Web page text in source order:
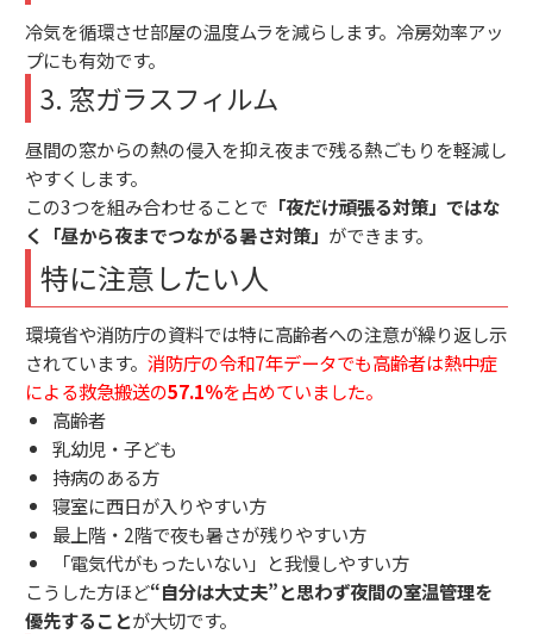
冷気を循環させ部屋の温度ムラを減らします。冷房効率アッ
プにも有効です。
3. 窓ガラスフィルム
昼間の窓からの熱の侵入を抑え夜まで残る熱ごもりを軽減し
やすくします。
この3つを組み合わせることで 「夜だけ頑張る対策」ではな
く「昼から夜までつながる暑さ対策」 ができます。
特に注意したい人
環境省や消防庁の資料では特に高齢者への注意が繰り返し示
されています。 消防庁の令和7年データでも高齢者は熱中症
による救急搬送の57.1％を占めていました。
高齢者
乳幼児・子ども
持病のある方
寝室に西日が入りやすい方
最上階・2階で夜も暑さが残りやすい方
「電気代がもったいない」と我慢しやすい方
こうした方ほど“自分は大丈夫”と思わず夜間の室温管理を
優先することが大切です。